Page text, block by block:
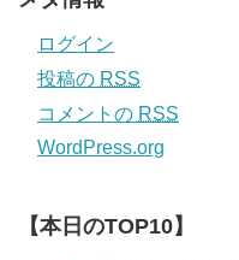
ログイン
投稿の RSS
コメントの RSS
WordPress.org
【本日のTOP10】